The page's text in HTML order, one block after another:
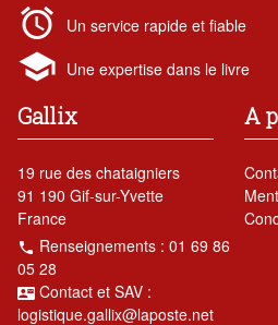
alarm Un service rapide et fiable
school Une expertise dans le livre
Gallix
19 rue des chataigniers
91 190 Gif-sur-Yvette
France
local_phone Renseignements : 01 69 86
05 28
contact_mail Contact et SAV :
logistique.gallix@laposte.net
A